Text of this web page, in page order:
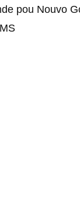
pou Nouvo